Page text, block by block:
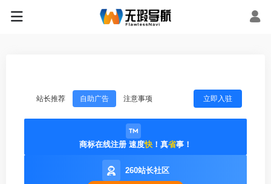
站长推荐 自助广告 注意事项 立即入驻
商标在线注册 速度快 ！真省事！
260站长社区